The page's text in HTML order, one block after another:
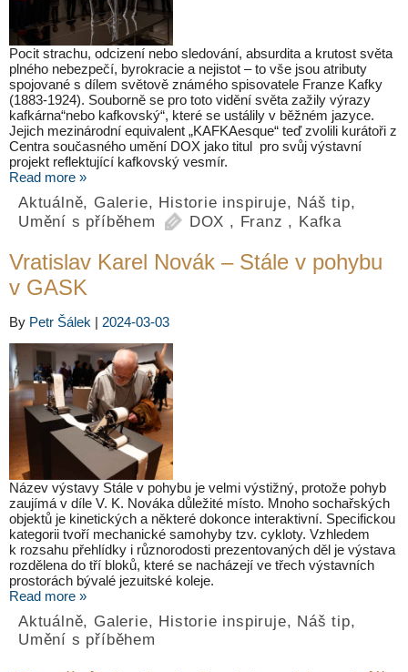
Pocit strachu, odcizení nebo sledování, absurdita a krutost světa
plného nebezpečí, byrokracie a nejistot – to vše jsou atributy
spojované s dílem světově známého spisovatele Franze Kafky
(1883-1924). Souborně se pro toto vidění světa zažily výrazy
kafkárna“nebo kafkovský“, které se ustálily v běžném jazyce.
Jejich mezinárodní equivalent „KAFKAesque“ teď zvolili kurátoři z
Centra současného umění DOX jako titul pro svůj výstavní
projekt reflektující kafkovský vesmír.
Read more »
Aktuálně, Galerie, Historie inspiruje, Náš tip,
Umění s příběhem
DOX , Franz , Kafka
Vratislav Karel Novák – Stále v pohybu
v GASK
By Petr Šálek | 2024-03-03
Název výstavy Stále v pohybu je velmi výstižný, protože pohyb
zaujímá v díle V. K. Nováka důležité místo. Mnoho sochařských
objektů je kinetických a některé dokonce interaktivní. Specifickou
kategorii tvoří mechanické samohyby tzv. cykloty. Vzhledem
k rozsahu přehlídky i různorodosti prezentovaných děl je výstava
rozdělena do tří bloků, které se nacházejí ve třech výstavních
prostorách bývalé jezuitské koleje.
Read more »
Aktuálně, Galerie, Historie inspiruje, Náš tip,
Umění s příběhem